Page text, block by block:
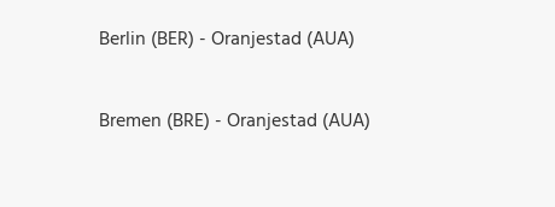
Berlin (BER) - Oranjestad (AUA)
Bremen (BRE) - Oranjestad (AUA)